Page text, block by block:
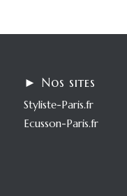
► Nos sites
Styliste-Paris.fr
Ecusson-Paris.fr